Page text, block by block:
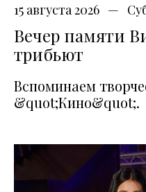
15 августа 2026
Вечер памяти
трибьют
Вспоминаем
&quot;Кино&quot;.